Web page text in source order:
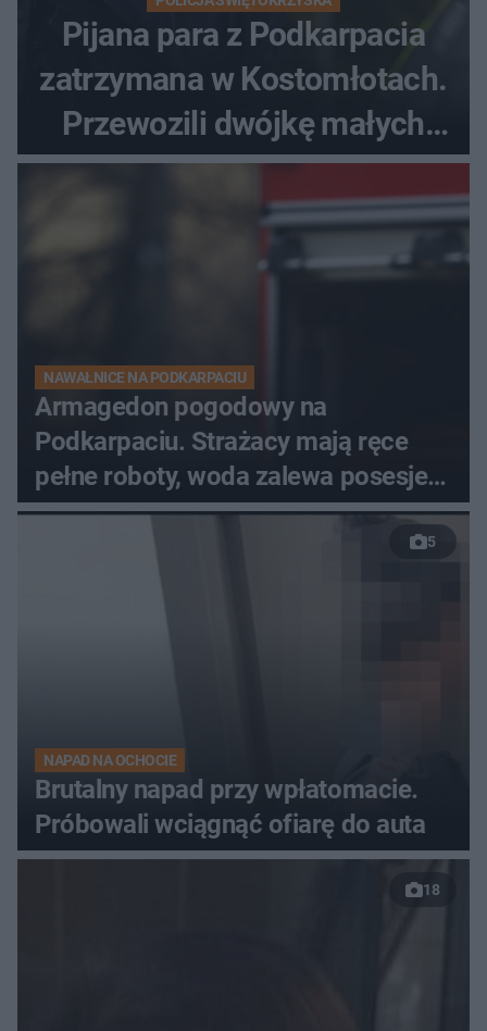
Pijana para z Podkarpacia
zatrzymana w Kostomłotach.
Przewozili dwójkę małych
dzieci
NAWAŁNICE NA PODKARPACIU
Armagedon pogodowy na
Podkarpaciu. Strażacy mają ręce
pełne roboty, woda zalewa posesje i
budynki
5
NAPAD NA OCHOCIE
Brutalny napad przy wpłatomacie.
Próbowali wciągnąć ofiarę do auta
18